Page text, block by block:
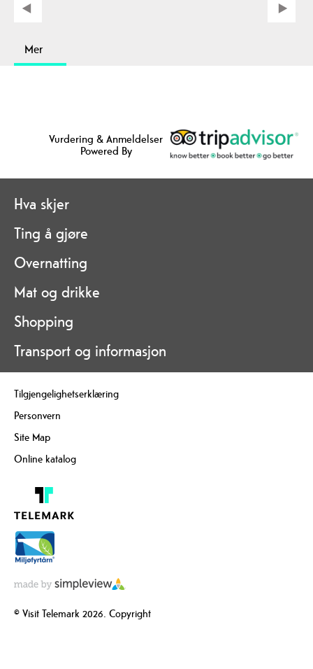
Mer
Vurdering & Anmeldelser
Powered By
Hva skjer
Ting å gjøre
Overnatting
Mat og drikke
Shopping
Transport og informasjon
Tilgjengelighetserklæring
Personvern
Site Map
Online katalog
© Visit Telemark 2026. Copyright